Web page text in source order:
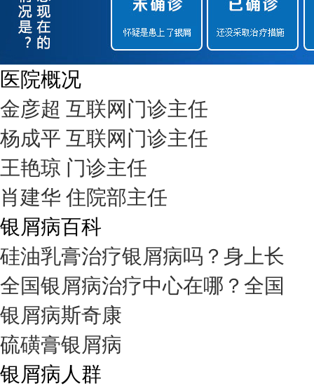
医院概况
金彦超 互联网门诊主任
杨成平 互联网门诊主任
王艳琼 门诊主任
肖建华 住院部主任
银屑病百科
硅油乳膏治疗银屑病吗？身上长
全国银屑病治疗中心在哪？全国
银屑病斯奇康
硫磺膏银屑病
银屑病人群